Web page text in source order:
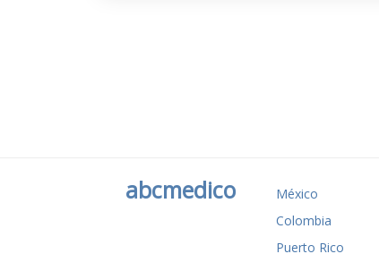
abcmedico México
Colombia
Puerto Rico